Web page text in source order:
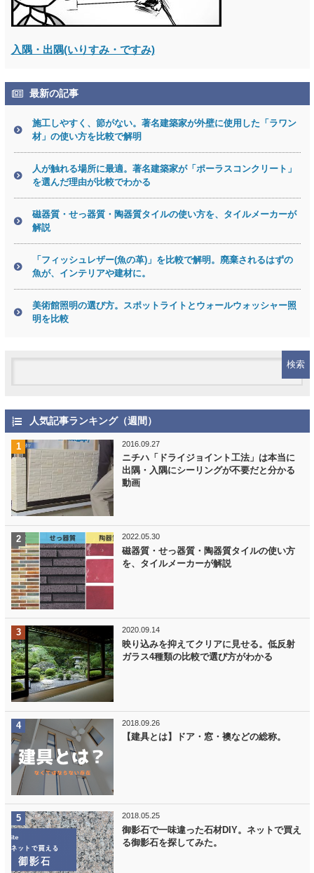
入隅・出隅(いりすみ・ですみ)
最新の記事
施工しやすく、節がない。著名建築家が外壁に使用した「ラワン
材」の使い方を比較で解明
人が触れる場所に最適。著名建築家が「ポーラスコンクリート」
を選んだ理由が比較でわかる
磁器質・せっ器質・陶器質タイルの使い方を、タイルメーカーが
解説
「フィッシュレザー(魚の革)」を比較で解明。廃棄されるはずの
魚が、インテリアや建材に。
美術館照明の選び方。スポットライトとウォールウォッシャー照
明を比較
人気記事ランキング（週間）
2016.09.27
ニチハ「ドライジョイント工法」は本当に
出隅・入隅にシーリングが不要だと分かる
動画
2022.05.30
磁器質・せっ器質・陶器質タイルの使い方
を、タイルメーカーが解説
2020.09.14
映り込みを抑えてクリアに見せる。低反射
ガラス4種類の比較で選び方がわかる
2018.09.26
【建具とは】ドア・窓・襖などの総称。
2018.05.25
御影石で一味違った石材DIY。ネットで買え
る御影石を探してみた。